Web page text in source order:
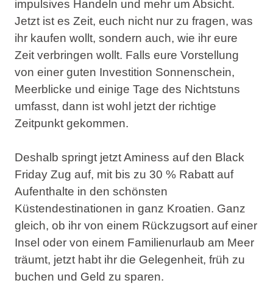
impulsives Handeln und mehr um Absicht.
Jetzt ist es Zeit, euch nicht nur zu fragen, was
ihr kaufen wollt, sondern auch, wie ihr eure
Zeit verbringen wollt. Falls eure Vorstellung
von einer guten Investition Sonnenschein,
Meerblicke und einige Tage des Nichtstuns
umfasst, dann ist wohl jetzt der richtige
Zeitpunkt gekommen.
Deshalb springt jetzt Aminess auf den Black
Friday Zug auf, mit bis zu 30 % Rabatt auf
Aufenthalte in den schönsten
Küstendestinationen in ganz Kroatien. Ganz
gleich, ob ihr von einem Rückzugsort auf einer
Insel oder von einem Familienurlaub am Meer
träumt, jetzt habt ihr die Gelegenheit, früh zu
buchen und Geld zu sparen.